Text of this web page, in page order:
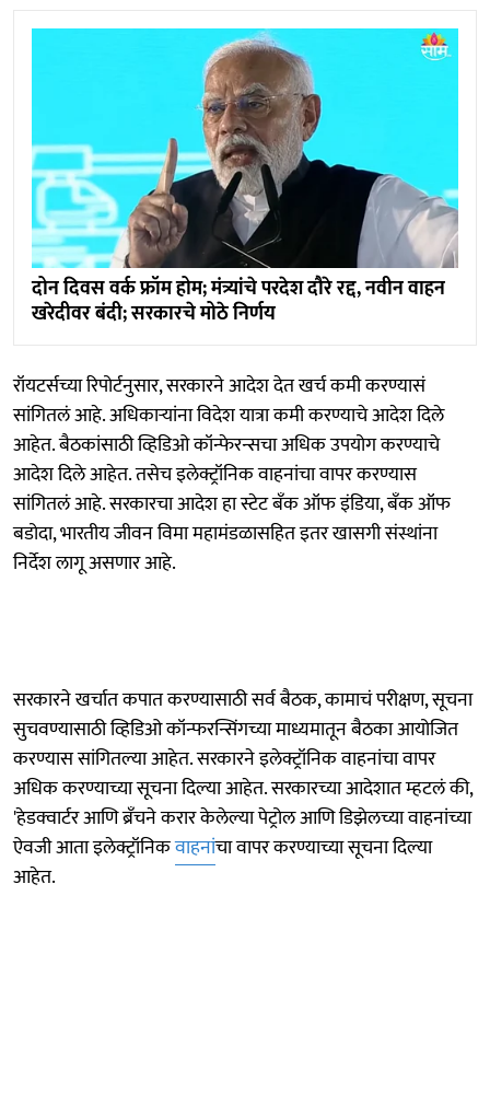
दोन दिवस वर्क फ्रॉम होम; मंत्र्यांचे परदेश दौरे रद्द, नवीन वाहन
खरेदीवर बंदी; सरकारचे मोठे निर्णय
रॉयटर्सच्या रिपोर्टनुसार, सरकारने आदेश देत खर्च कमी करण्यासं
सांगितलं आहे. अधिकाऱ्यांना विदेश यात्रा कमी करण्याचे आदेश दिले
आहेत. बैठकांसाठी व्हिडिओ कॉन्फेरन्सचा अधिक उपयोग करण्याचे
आदेश दिले आहेत. तसेच इलेक्ट्रॉनिक वाहनांचा वापर करण्यास
सांगितलं आहे. सरकारचा आदेश हा स्टेट बँक ऑफ इंडिया, बँक ऑफ
बडोदा, भारतीय जीवन विमा महामंडळासहित इतर खासगी संस्थांना
निर्देश लागू असणार आहे.
सरकारने खर्चात कपात करण्यासाठी सर्व बैठक, कामाचं परीक्षण, सूचना
सुचवण्यासाठी व्हिडिओ कॉन्फरन्सिंगच्या माध्यमातून बैठका आयोजित
करण्यास सांगितल्या आहेत. सरकारने इलेक्ट्रॉनिक वाहनांचा वापर
अधिक करण्याच्या सूचना दिल्या आहेत. सरकारच्या आदेशात म्हटलं की,
'हेडक्वार्टर आणि ब्रँचने करार केलेल्या पेट्रोल आणि डिझेलच्या वाहनांच्या
ऐवजी आता इलेक्ट्रॉनिकवाहनांचा वापर करण्याच्या सूचना दिल्या
आहेत.